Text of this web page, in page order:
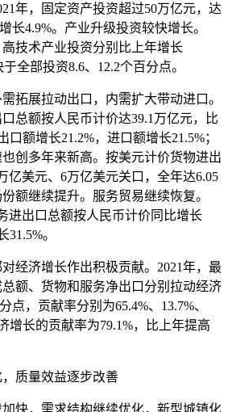
年，固定资产投资超过50万亿元，达
长4.9%。产业升级投资较快增长。
技术产业投资分别比上年增长
全部投资8.6、12.2个百分点。
拓展拉动出口，内需扩大带动进口。
总额按人民币计价达39.1万亿元，比
口额增长21.2%，进口额增长21.5%；
创多年来新高。按美元计价货物进出
亿美元、6万亿美元关口，全年达6.05
额继续提升。服务贸易继续恢复。
进出口总额按人民币计价同比增长
31.5%。
经济增长作出积极贡献。2021年，最
额、货物和服务净出口分别拉动经济
点，贡献率分别为65.4%、13.7%、
增长的贡献率为79.1%，比上年提高
质量效益逐步改善
快，需求结构继续优化，新型城镇化